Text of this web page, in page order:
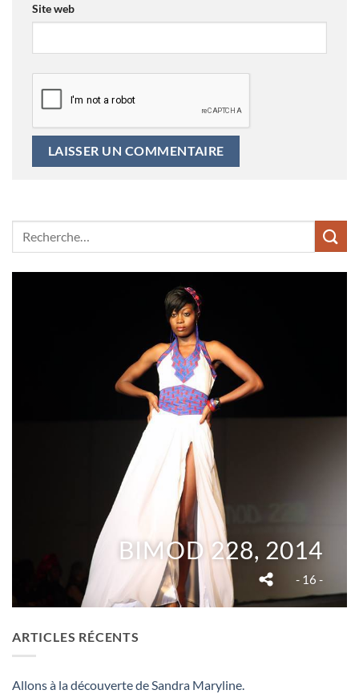
BIMOD 228, 2014
- 16 -
ARTICLES RÉCENTS
Allons à la découverte de Sandra Maryline.
Site web